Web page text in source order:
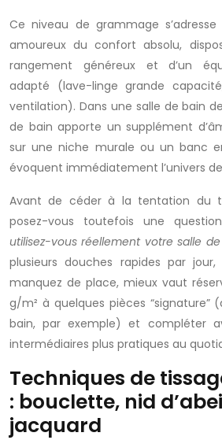
Ce niveau de grammage
amoureux du confort absolu,
rangement généreux et d’un
adapté (lave-linge grande
ventilation). Dans une salle de bain
de bain apporte un supplément
sur une niche murale ou un banc
évoquent immédiatement l’univers
Avant de céder à la tentation du
posez-vous toutefois une
utilisez-vous réellement votre salle
plusieurs douches rapides par
manquez de place, mieux vaut
g/m² à quelques pièces “signature”
bain, par exemple) et compléter
intermédiaires plus pratiques au
Techniques de
: bouclette, nid
jacquard